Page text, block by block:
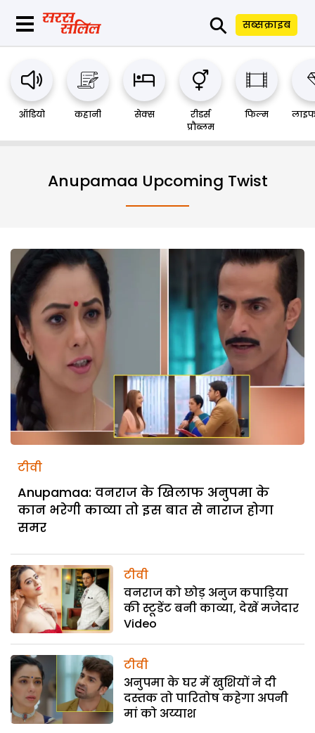
⚲ सब्सक्राइब
ऑडियो कहानी सेक्स
रीडर्स
प्रौब्लम
फिल्म
Anupamaa Upcoming Twist
टीवी
Anupamaa: वनराज के खिलाफ अनुपमा के
कान भरेगी काव्या तो इस बात से नाराज होगा
समर
टीवी
वनराज को छोड़ अनुज कपाड़िया
की स्टूडेंट बनी काव्या, देखें मजेदार
Video
टीवी
अनुपमा के घर में खुशियों ने दी
दस्तक तो पारितोष कहेगा अपनी
मां को अय्याश